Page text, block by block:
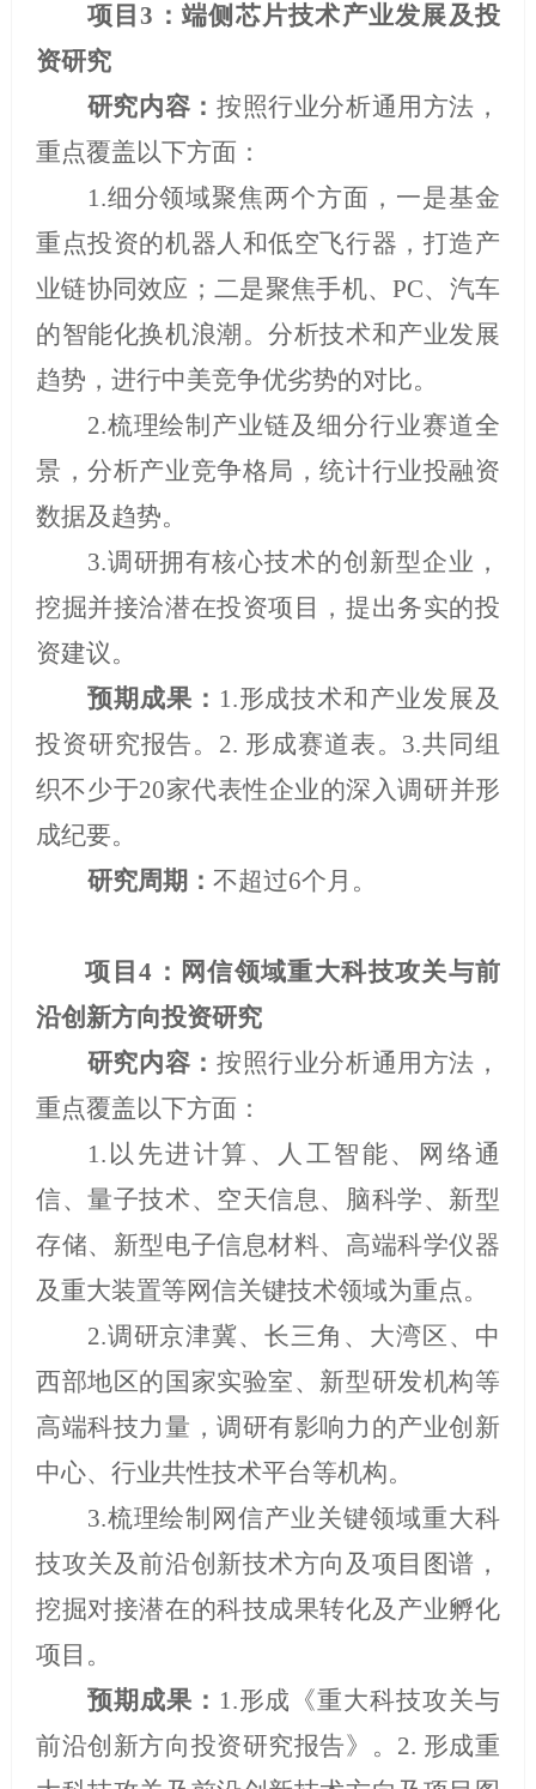
项目3 ：端侧芯片技术产业发展及投
资研究
研究内容： 按照行业分析通用方法，
重点覆盖以下方面：
1.细分领域聚焦两个方面，一是基金
重点投资的机器人和低空飞行器，打造产
业链协同效应；二是聚焦手机、PC、汽车
的智能化换机浪潮。分析技术和产业发展
趋势，进行中美竞争优劣势的对比。
2.梳理绘制产业链及细分行业赛道全
景，分析产业竞争格局，统计行业投融资
数据及趋势。
3.调研拥有核心技术的创新型企业，
挖掘并接洽潜在投资项目，提出务实的投
资建议。
预期成果： 1.形成技术和产业发展及
投资研究报告。 2. 形成赛道表。 3.共同组
织不少于20家代表性企业的深入调研并形
成纪要。
研究周期： 不超过6个月。
项目4 ：网信领域重大科技攻关与前
沿创新方向投资研究
研究内容： 按照行业分析通用方法，
重点覆盖以下方面：
1. 以先进计算、人工智能、网络通
信、量子技术、空天信息、脑科学、新型
存储、新型电子信息材料、高端科学仪器
及重大装置等网信关键技术领域为重点。
2.调研京津冀、长三角、大湾区、中
西部地区的国家实验室、新型研发机构等
高端科技力量，调研有影响力的产业创新
中心、行业共性技术平台等机构。
3.梳理绘制网信产业关键领域重大科
技攻关及前沿创新技术方向及项目图谱，
挖掘对接潜在的科技成果转化及产业孵化
项目。
预期成果： 1.形成《重大科技攻关与
前沿创新方向投资研究报告》。 2. 形成重